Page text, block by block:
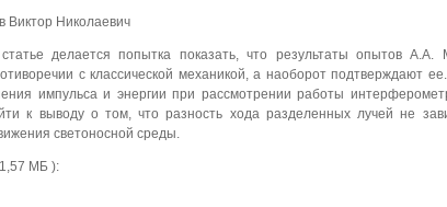
Виктор Николаевич
делается попытка показать, что результаты опытов А.А.
с классической механикой, а наоборот подтверждают
импульса и энергии при рассмотрении работы
к выводу о том, что разность хода разделенных лучей не
светоносной среды.
МБ ):